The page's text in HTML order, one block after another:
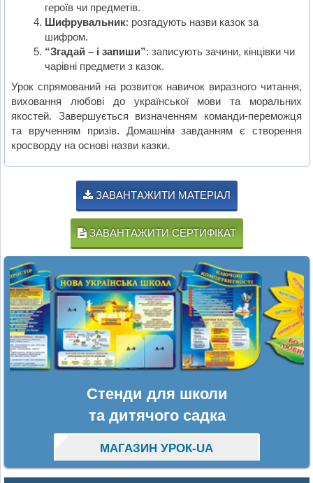
героїв чи предметів.
Шифрувальник: розгадують назви казок за
шифром.
“Згадай – і запиши”: записують зачини, кінцівки чи
чарівні предмети з казок.
Урок спрямований на розвиток навичок виразного читання,
виховання любові до української мови та моральних
якостей. Завершується визначенням команди-переможця
та врученням призів. Домашнім завданням є створення
кросворду на основі назви казки.
ЗАВАНТАЖИТИ МАТЕРІАЛ
ЗАВАНТАЖИТИ СЕРТИФІКАТ
Стенди для школи
та дитячого садка
МАГАЗИН УРОК-UA